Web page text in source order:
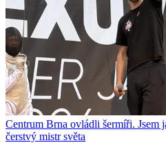
Centrum Brna ovládli šermíři. Jsem
čerstvý mistr světa